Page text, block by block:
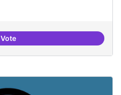
VoteEspais oberts i cuidats